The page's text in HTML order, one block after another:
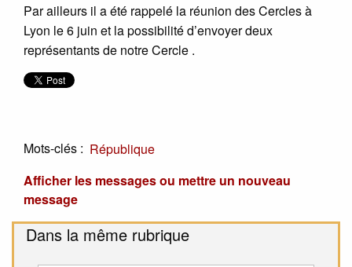
Par ailleurs il a été rappelé la réunion des Cercles à
Lyon le 6 juin et la possibilité d’envoyer deux
représentants de notre Cercle .
Mots-clés : République
Afficher les messages ou mettre un nouveau
message
Dans la même rubrique